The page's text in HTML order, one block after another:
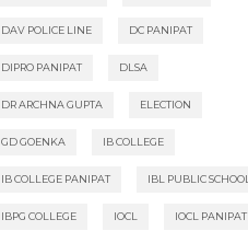
DAV POLICE LINE DC PANIPAT
DIPRO PANIPAT DLSA
DR ARCHNA GUPTA ELECTION
GD GOENKA IB COLLEGE
IB COLLEGE PANIPAT IBL PUBLIC SCHOOL
IBPG COLLEGE IOCL IOCL PANIPAT